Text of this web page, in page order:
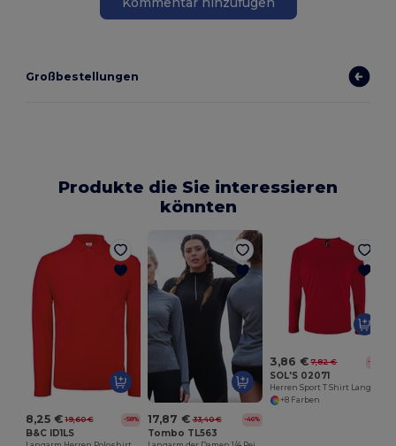
Großbestellungen
Produkte die Sie interessieren
könnten
8,25 € 19,60 € -58%
B&C ID1LS
17,87 € 33,40 € -46%
Tombo TL563
3,86 € 7,82 € -51%
SOL'S 02071
+8 Farben